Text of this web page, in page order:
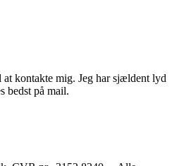
kontakte mig. Jeg har sjældent lyd
bedst på mail.